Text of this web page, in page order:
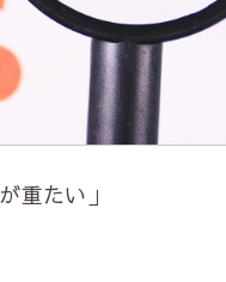
重たい」